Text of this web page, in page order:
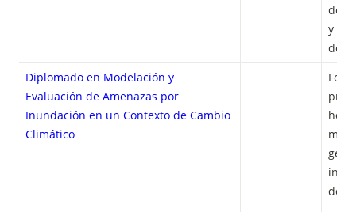
y
de
Diplomado en Modelación y
Evaluación de Amenazas por
Inundación en un Contexto de Cambio
Climático
de